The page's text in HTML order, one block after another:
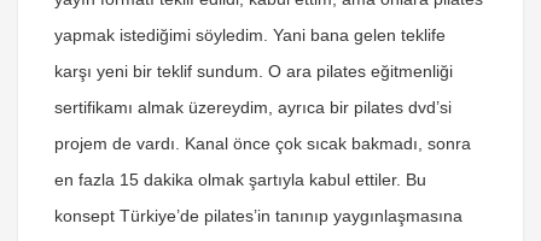
yapmak istediğimi söyledim. Yani bana gelen teklife
karşı yeni bir teklif sundum. O ara pilates eğitmenliği
sertifikamı almak üzereydim, ayrıca bir pilates dvd’si
projem de vardı. Kanal önce çok sıcak bakmadı, sonra
en fazla 15 dakika olmak şartıyla kabul ettiler. Bu
konsept Türkiye’de pilates’in tanınıp yaygınlaşmasına